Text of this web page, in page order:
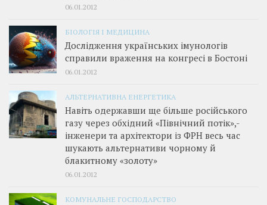
06.01.2012
БІОЛОГІЯ І МЕДИЦИНА
Дослідження українських імунологів
справили враження на конгресі в Бостоні
06.01.2012
АЛЬТЕРНАТИВНА ЕНЕРГЕТИКА
Навіть одержавши ще більше російського
газу через обхідний «Північний потік»,­
інженери та архітектори із ФРН весь час
шукають альтернативи чорному й
блакитному «золоту»
06.01.2012
КОМУНАЛЬНЕ ГОСПОДАРСТВО